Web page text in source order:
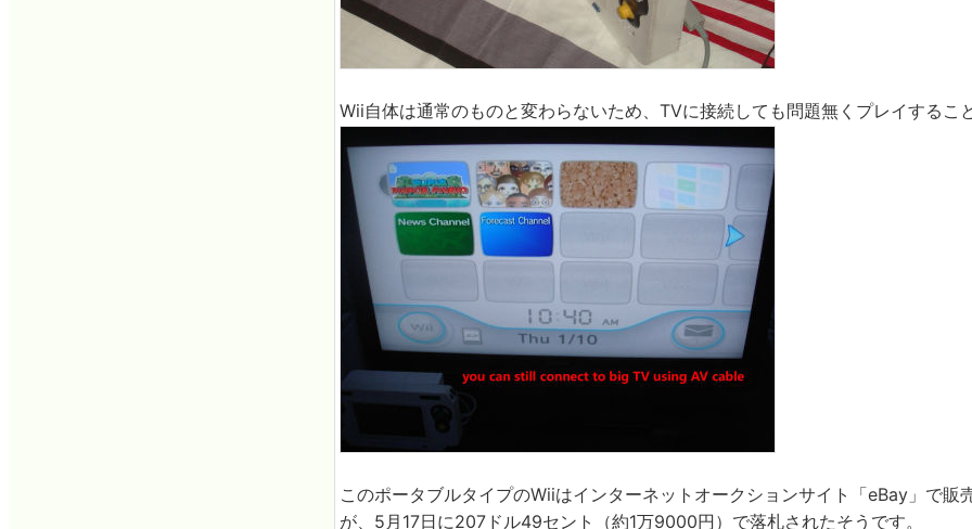
Wii自体は通常のものと変わらないため、TVに接続しても問題無くプレイするこ
このポータブルタイプのWiiはインターネットオークションサイト「eBay」で販
が、5月17日に207ドル49セント（約1万9000円）で落札されたそうです。